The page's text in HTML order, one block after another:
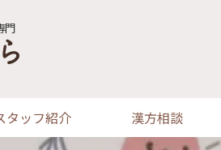
門
タッフ紹介 漢方相談